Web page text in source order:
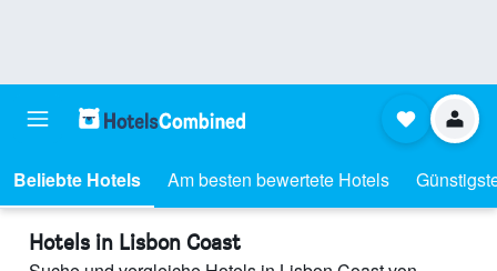
Beliebte Hotels Am besten bewertete Hotels
Hotels in Lisbon Coast